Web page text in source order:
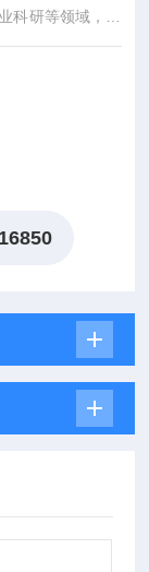
科研等领域，作